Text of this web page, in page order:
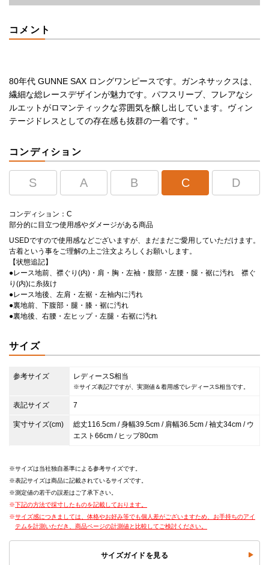
コメント
80年代 GUNNE SAX ロングワンピースです。ガンネサックスは、
繊細な総レースデザインが魅力です。パフスリーブ、フレアなシ
ルエットがロマンティックな雰囲気を醸し出しています。ヴィン
テージドレスとしての存在感も抜群の一着です。"
コンディション
S A B C D
コンディション：C
部分的に目立つ使用感やダメージがある商品
USEDですので使用感などございますが、まだまだご愛用していただけます。
古着という事をご理解の上ご注文よろしくお願いします。
【状態追記】
●レース地前、襟ぐり(内)・肩・胸・左袖・腹部・左腰・腿・裾に汚れ 襟ぐ
り(内)に糸抜け
●レース地後、左肩・左裾・左袖内に汚れ
●裏地前、下腹部・腿・膝・裾に汚れ
●裏地後、右腰・左ヒップ・左腿・右裾に汚れ
サイズ
参考サイズ レディースS相当
※サイズ表記7ですが、実測値＆着用感でレディースS相当です。
表記サイズ 7
実寸サイズ(cm)
総丈116.5cm / 身幅39.5cm / 肩幅36.5cm / 袖丈34cm / ウ
エスト66cm / ヒップ80cm
サイズは当社独自基準による参考サイズです。
表記サイズは商品に記載されているサイズです。
測定値の若干の誤差はご了承下さい。
下記の方法で採寸したものを記載しております。
サイズ感につきましては、体格やお好み等でも個人差がございますため、お手持ちのアイ
テムを計測いただき、商品ページの計測値と比較してご検討ください。
サイズガイドを見る